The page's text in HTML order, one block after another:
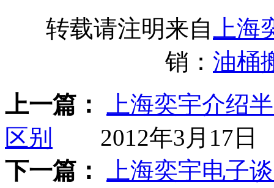
转载请注明来自
上
销： 油桶
上一篇：
上海奕宇介绍
区别
2012年3月17日
下一篇：
上海奕宇电子